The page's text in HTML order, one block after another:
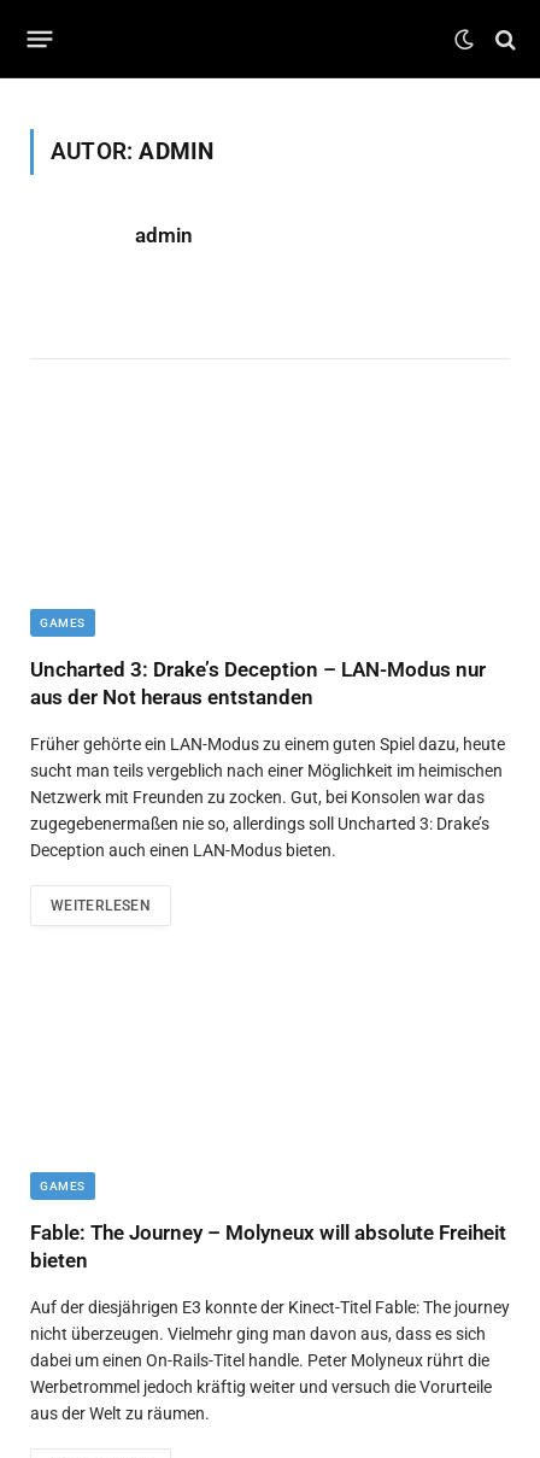
AUTOR:ADMIN
admin
GAMES
Uncharted 3: Drake’s Deception – LAN-Modus nur
aus der Not heraus entstanden
Früher gehörte ein LAN-Modus zu einem guten Spiel dazu, heute
sucht man teils vergeblich nach einer Möglichkeit im heimischen
Netzwerk mit Freunden zu zocken. Gut, bei Konsolen war das
zugegebenermaßen nie so, allerdings soll Uncharted 3: Drake’s
Deception auch einen LAN-Modus bieten.
WEITERLESEN
GAMES
Fable: The Journey – Molyneux will absolute Freiheit
bieten
Auf der diesjährigen E3 konnte der Kinect-Titel Fable: The journey
nicht überzeugen. Vielmehr ging man davon aus, dass es sich
dabei um einen On-Rails-Titel handle. Peter Molyneux rührt die
Werbetrommel jedoch kräftig weiter und versuch die Vorurteile
aus der Welt zu räumen.